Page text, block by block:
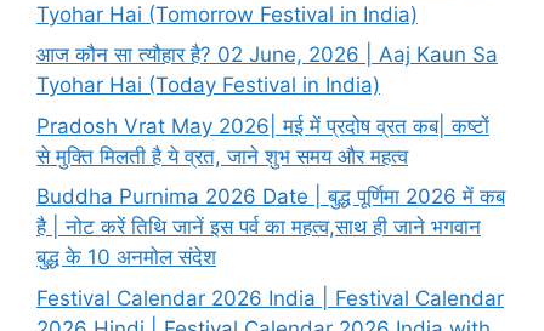
Tyohar Hai (Tomorrow Festival in India)
आज कौन सा त्यौहार है? 02 June, 2026 | Aaj Kaun Sa
Tyohar Hai (Today Festival in India)
Pradosh Vrat May 2026| मई में प्रदोष व्रत कब| कष्टों
से मुक्ति मिलती है ये व्रत, जाने शुभ समय और महत्व
Buddha Purnima 2026 Date | बुद्ध पूर्णिमा 2026 में कब
है | नोट करें तिथि जानें इस पर्व का महत्व,साथ ही जाने भगवान
बुद्ध के 10 अनमोल संदेश
Festival Calendar 2026 India | Festival Calendar